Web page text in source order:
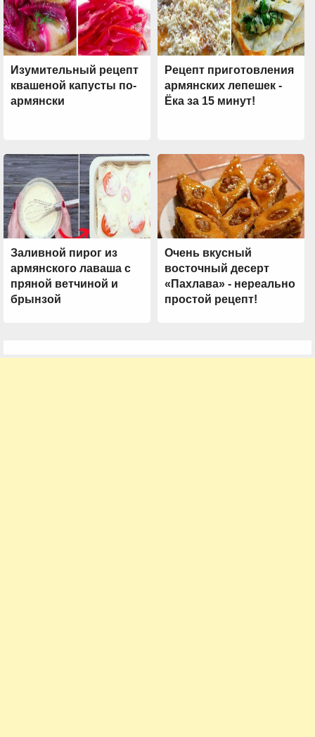
Изумительный рецепт
квашеной капусты по-
армянски
Рецепт приготовления
армянских лепешек -
Ёка за 15 минут!
Заливной пирог из
армянского лаваша с
пряной ветчиной и
брынзой
Очень вкусный
восточный десерт
«Пахлава» - нереально
простой рецепт!